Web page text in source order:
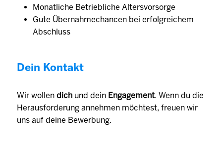
Monatliche Betriebliche Altersvorsorge
Gute Übernahmechancen bei erfolgreichem
Abschluss
Dein Kontakt
Wir wollen dich und dein Engagement. Wenn du die
Herausforderung annehmen möchtest, freuen wir
uns auf deine Bewerbung.